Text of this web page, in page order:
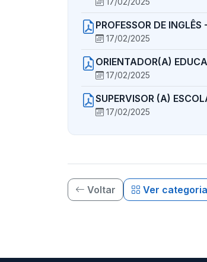
PROFESSOR DE
17/02/2025
ORIENTADOR(A)
17/02/2025
SUPERVISOR (A)
17/02/2025
Voltar Ver categoria